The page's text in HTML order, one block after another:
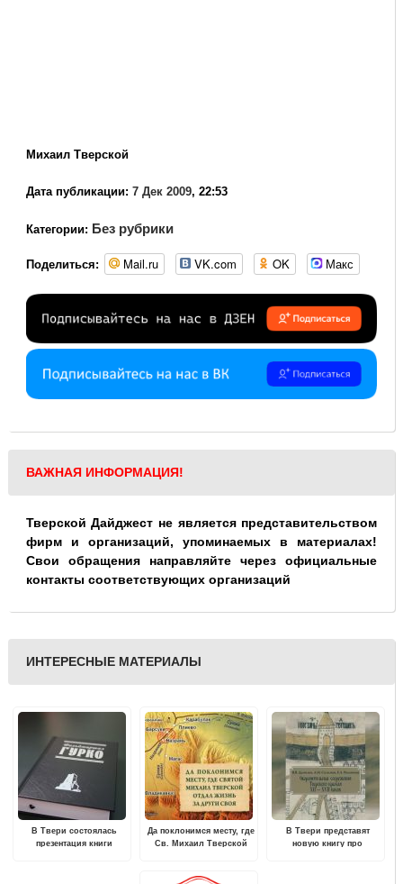
Михаил Тверской
Дата публикации: 7 Дек 2009, 22:53
Категории: Без рубрики
Поделиться: Mail.ru VK.com OK Макс
ВАЖНАЯ ИНФОРМАЦИЯ!
Тверской Дайджест не является представительством
фирм и организаций, упоминаемых в материалах!
Свои обращения направляйте через официальные
контакты соответствующих организаций
ИНТЕРЕСНЫЕ МАТЕРИАЛЫ
В Твери состоялась
презентация книги
Да поклонимся месту, где
Св. Михаил Тверской
В Твери представят
новую книгу про